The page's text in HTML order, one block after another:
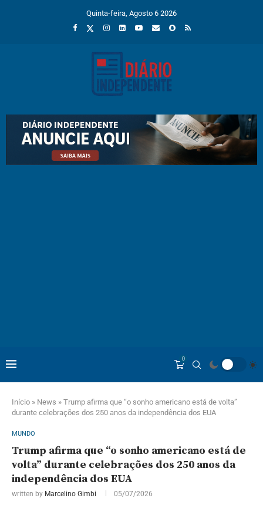
Quinta-feira, Agosto 6 2026
0
Início » News » Trump afirma que “o sonho americano está de volta”
durante celebrações dos 250 anos da independência dos EUA
MUNDO
Trump afirma que “o sonho americano está de
volta” durante celebrações dos 250 anos da
independência dos EUA
written by Marcelino Gimbi 05/07/2026